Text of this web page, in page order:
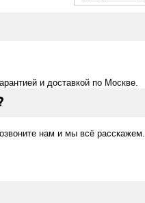
и доставкой по Москве.
нам и мы всё расскажем.